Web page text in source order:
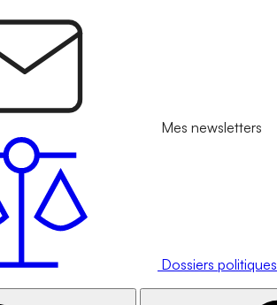
Mes newsletters
Dossiers politiques